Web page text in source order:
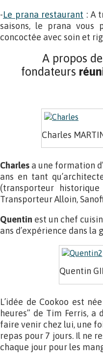
-Le prana restaurant : A
saisons, le prana vous
concoctée avec soin et
A propos
fondateurs
Charles
Charles a une formation
ans en tant
(transporteur historique
Transporteur Alloin,
Quentin est un chef
ans d’expérience dans
Quentin
L’idée de Cookoo est
heures” de Tim Ferris,
faire venir chez lui, une
repas pour 7 jours. Il ne
chaque jour pour les